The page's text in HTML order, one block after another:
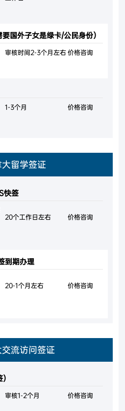
国外子女是绿卡/公民身份）
审核时间2-3个月左右 价格咨询
1-3个月
价格咨询
大留学签证
快签
20个工作日左右 价格咨询
到期办理
20-1个月左右 价格咨询
流访问签证
审核1-2个月
价格咨询